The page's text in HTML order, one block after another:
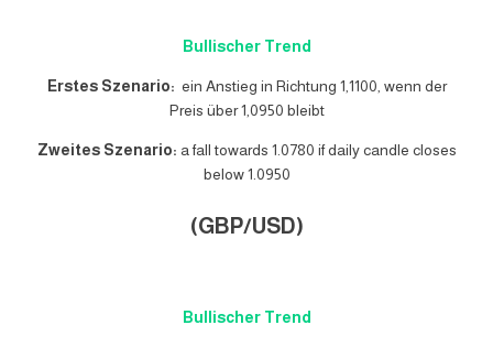
Bullischer Trend
Erstes Szenario: ein Anstieg in Richtung 1,1100, wenn der
Preis über 1,0950 bleibt
Zweites Szenario: a fall towards 1.0780 if daily candle closes
below 1.0950
(GBP/USD)
Bullischer Trend